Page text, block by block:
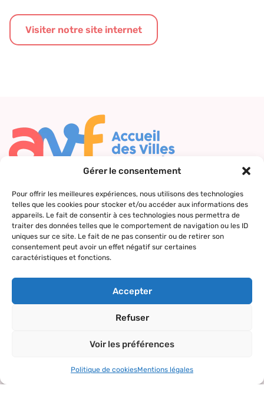
Gérer le consentement
Pour offrir les meilleures expériences, nous utilisons des technologies
telles que les cookies pour stocker et/ou accéder aux informations des
appareils. Le fait de consentir à ces technologies nous permettra de
traiter des données telles que le comportement de navigation ou les ID
uniques sur ce site. Le fait de ne pas consentir ou de retirer son
consentement peut avoir un effet négatif sur certaines
caractéristiques et fonctions.
Accepter
Refuser
Voir les préférences
Politique de cookiesMentions légales
Visiter notre site internet
Nous contacter
Qui sommes-
nous ?
Nos valeurs
La charte AVF
Nos actions
Accueil des
nouveaux
arrivants
Rencontres
Activités et
Le réseau
AVF
Répertoire
des AVF
réseau
Suivez-nous